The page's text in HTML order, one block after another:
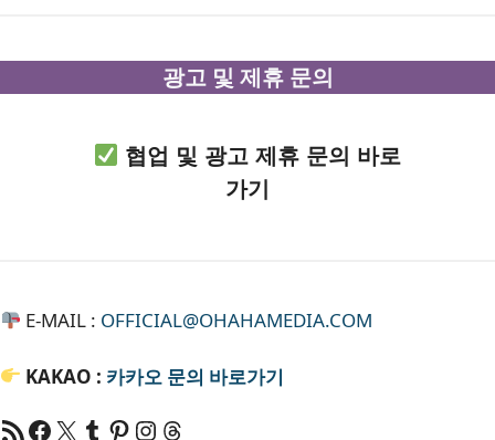
광고 및 제휴 문의
협업 및 광고 제휴 문의 바로
가기
E-MAIL : OFFICIAL@OHAHAMEDIA.COM
KAKAO : 카카오 문의 바로가기
RSS 피드Facebook
X Tumblr
Pinterest
RSSThreads